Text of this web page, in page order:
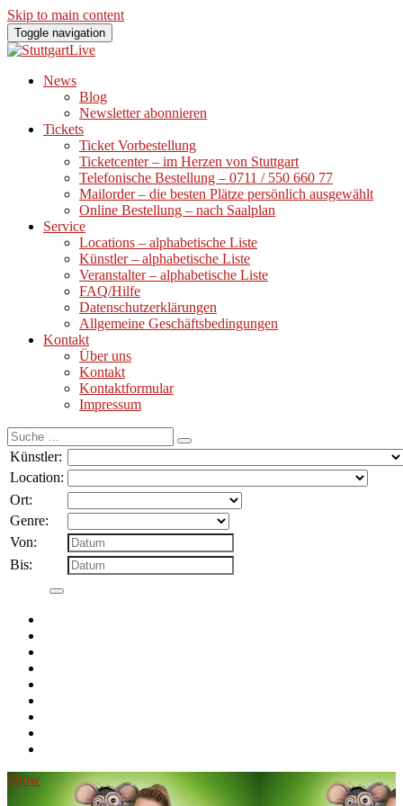
Skip to main content
Toggle navigation
News
Blog
Newsletter abonnieren
Tickets
Ticket Vorbestellung
Ticketcenter – im Herzen von Stuttgart
Telefonische Bestellung – 0711 / 550 660 77
Mailorder – die besten Plätze persönlich ausgewählt
Online Bestellung – nach Saalplan
Service
Locations – alphabetische Liste
Künstler – alphabetische Liste
Veranstalter – alphabetische Liste
FAQ/Hilfe
Datenschutzerklärungen
Allgemeine Geschäftsbedingungen
Kontakt
Über uns
Kontakt
Kontaktformular
Impressum
Suche
nach:
Künstler:
Location:
Ort:
Genre:
Von:
Bis:
Show